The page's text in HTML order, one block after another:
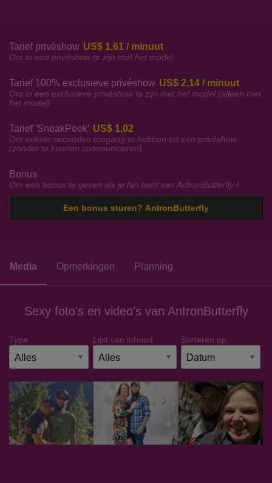
Tarief privéshow US$ 1,61 / minuut
Om in een privéshow te zijn met het model
Tarief 100% exclusieve privéshow US$ 2,14 / minuut
Om in een exclusieve privéshow te zijn met het model (alleen met
het model)
Tarief 'SneakPeek' US$ 1,02
Om enkele seconden toegang te hebben tot een privéshow
(zonder te kunnen communiceren)
Bonus
Om een bonus te geven als je fan bent van AnIronButterfly !
Een bonus sturen? AnIronButterfly
Media Opmerkingen Planning
Sexy foto's en video's van AnIronButterfly
Type Lijst van inhoud Sorteren op